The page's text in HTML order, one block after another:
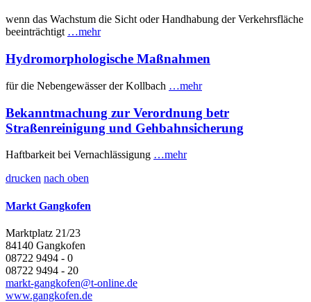
wenn das Wachstum die Sicht oder Handhabung der Verkehrsfläche
beeinträchtigt …mehr
Hydromorphologische Maßnahmen
für die Nebengewässer der Kollbach …mehr
Bekanntmachung zur Verordnung betr
Straßenreinigung und Gehbahnsicherung
Haftbarkeit bei Vernachlässigung …mehr
drucken nach oben
Markt Gangkofen
Marktplatz 21/23
84140 Gangkofen
08722 9494 - 0
08722 9494 - 20
markt-gangkofen@t-online.de
www.gangkofen.de